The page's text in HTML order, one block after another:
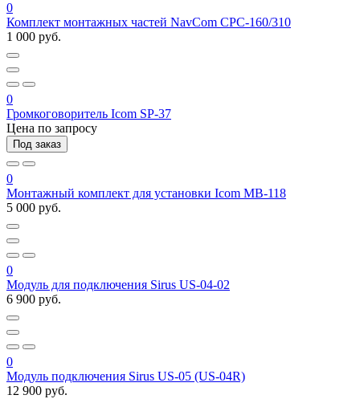
0
Комплект монтажных частей NavCom СРС-160/310
1 000 руб.
0
Громкоговоритель Icom SP-37
Цена по запросу
Под заказ
0
Монтажный комплект для установки Icom MB-118
5 000 руб.
0
Модуль для подключения Sirus US-04-02
6 900 руб.
0
Модуль подключения Sirus US-05 (US-04R)
12 900 руб.